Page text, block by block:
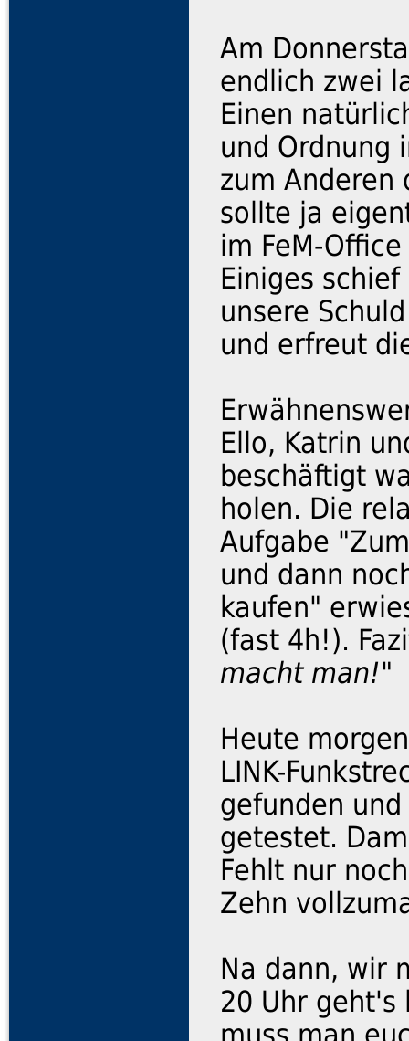
Am
endlich zwei
Einen
und Ordnung
zum Anderen
sollte ja
im FeM-
Einiges
unsere
und erfreut
Ello, Katrin
beschäftigt
holen. Die
Aufgabe
und dann
kaufen"
(fast 4h!).
macht man!"
Heute
LINK-
gefunden
getestet.
Fehlt nur
Zehn
Na dann, wir
20 Uhr geht's
muss man